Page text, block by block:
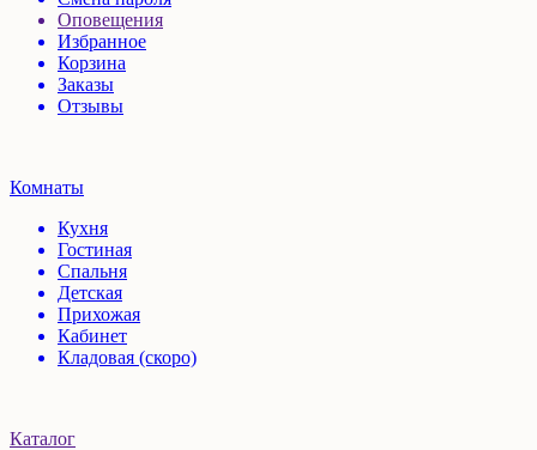
Оповещения
Избранное
Корзина
Заказы
Отзывы
Комнаты
Кухня
Гостиная
Спальня
Детская
Прихожая
Кабинет
Кладовая (скоро)
Каталог